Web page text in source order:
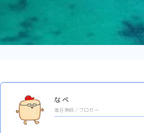
なべ
海苔漁師／ブロガー